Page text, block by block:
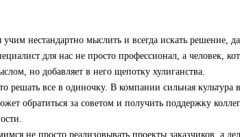
нестандартно мыслить и всегда искать решение,
для нас не просто профессионал, а человек,
но добавляет в него щепотку хулиганства.
решать все в одиночку. В компании сильная
обратиться за советом и получить поддержку
не просто реализовывать проекты заказчиков, а